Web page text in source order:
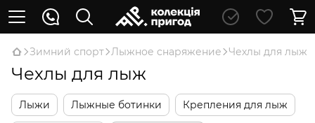
Зимний спорт Лыжное снаряжение Чехлы для лыж
Чехлы для лыж
Лыжи Лыжные ботинки Крепления для лыж